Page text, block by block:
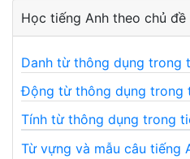
Học tiếng Anh theo chủ đề
Danh từ thông dụng trong
Động từ thông dụng trong
Tính từ thông dụng trong
Từ vựng và mẫu câu tiếng